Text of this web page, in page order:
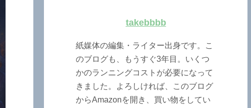
takebbbb
紙媒体の編集・ライター出身です。こ
のブログも、もうすぐ3年目。いくつ
かのランニングコストが必要になって
きました。よろしければ、このブログ
からAmazonを開き、買い物をしてい